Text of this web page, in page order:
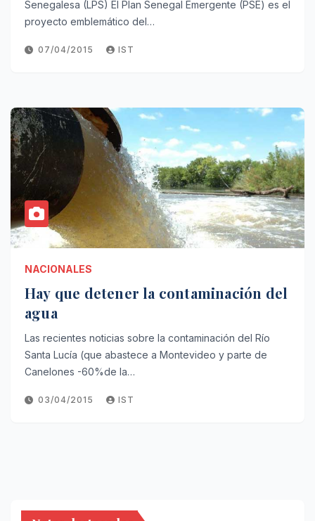
Senegalesa (LPS) El Plan Senegal Emergente (PSE) es el
proyecto emblemático del…
07/04/2015 IST
NACIONALES
Hay que detener la contaminación del
agua
Las recientes noticias sobre la contaminación del Río
Santa Lucía (que abastece a Montevideo y parte de
Canelones -60%de la…
03/04/2015 IST